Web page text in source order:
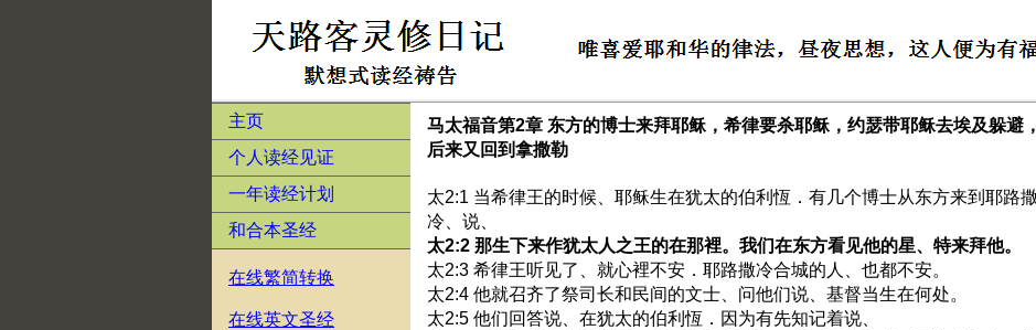
主页
个人读经见证
一年读经计划
和合本圣经
在线繁简转换
在线英文圣经
马太福音第2章 东方的博士来拜耶稣，希律要杀耶稣，约瑟带耶稣去埃及躲避，
后来又回到拿撒勒
太2:1 当希律王的时候、耶稣生在犹太的伯利恆．有几个博士从东方来到耶路
冷、说、
太2:2 那生下来作犹太人之王的在那裡。我们在东方看见他的星、特来拜他。
太2:3 希律王听见了、就心裡不安．耶路撒冷合城的人、也都不安。
太2:4 他就召齐了祭司长和民间的文士、问他们说、基督当生在何处。
太2:5 他们回答说、在犹太的伯利恆．因为有先知记着说、